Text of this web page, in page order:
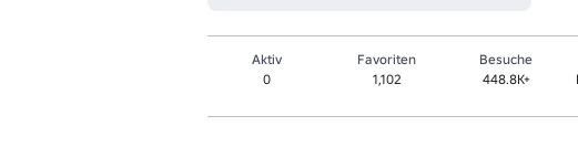
Aktiv
0
Favoriten
1,102
Besuche
448.8K+